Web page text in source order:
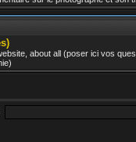
about all (poser ici vos